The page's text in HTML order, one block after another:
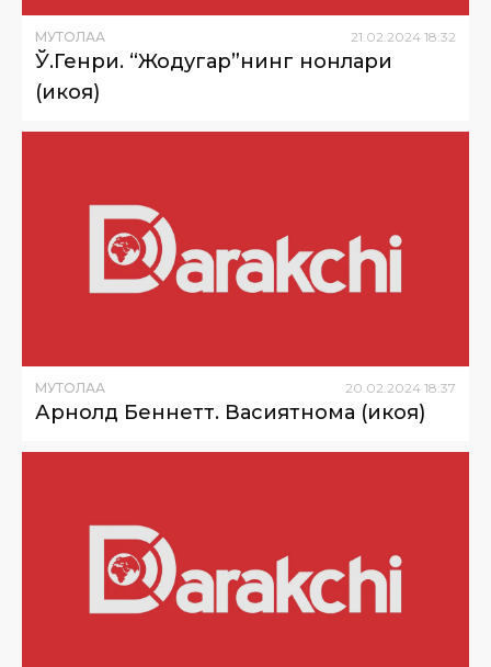
МУТОЛАА 21 02 2024 18:32
Ў.Генри. “Жодугар”нинг нонлари
(ҳикоя)
МУТОЛАА 20 02 2024 18:37
Арнолд Беннетт. Васиятнома (ҳикоя)